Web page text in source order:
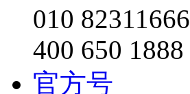
010 82311666
400 650 1888
官方号